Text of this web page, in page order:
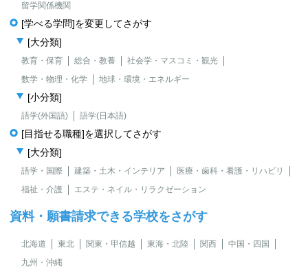
留学関係機関
[学べる学問]を変更してさがす
[大分類]
教育・保育 総合・教養
社会学・マスコミ・観光
数学・物理・化学
地球・環境・エネルギー
[小分類]
語学(外国語) 語学(日本語)
[目指せる職種]を選択してさがす
[大分類]
語学・国際 建築・土木・インテリア
医療・歯科・看護・リハビリ
福祉・介護
エステ・ネイル・リラクゼーション
資料・願書請求できる学校をさがす
北海道 東北 関東・甲信越 東海・北陸 関西
中国・四国
九州・沖縄